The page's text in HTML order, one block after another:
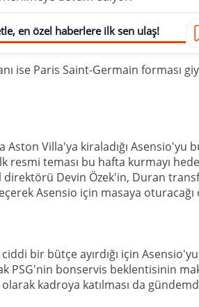
en özel haberlere ilk sen ulaş!
ise Paris Saint-Germain forması
Aston Villa'ya kiraladığı Asensio'yu
resmi teması bu hafta kurmayı
Devin Özek'in, Duran
Asensio için masaya oturacağı
bir bütçe ayırdığı için
PSG'nin bonservis beklentisinin
olarak kadroya katılması da